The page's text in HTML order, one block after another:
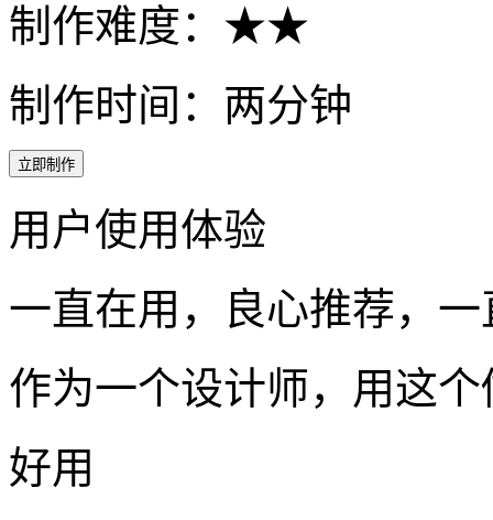
制作难度：★★
制作时间：两分钟
立即制作
用户使用体验
一直在用，良心推荐，
作为一个设计师，用这
好用